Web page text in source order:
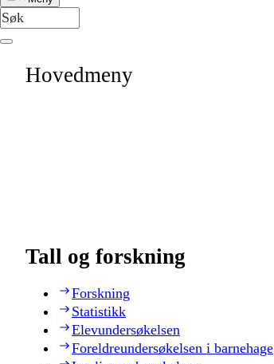
Hovedmeny
Tall og forskning
Forskning
Statistikk
Elevundersøkelsen
Foreldreundersøkelsen i barnehage